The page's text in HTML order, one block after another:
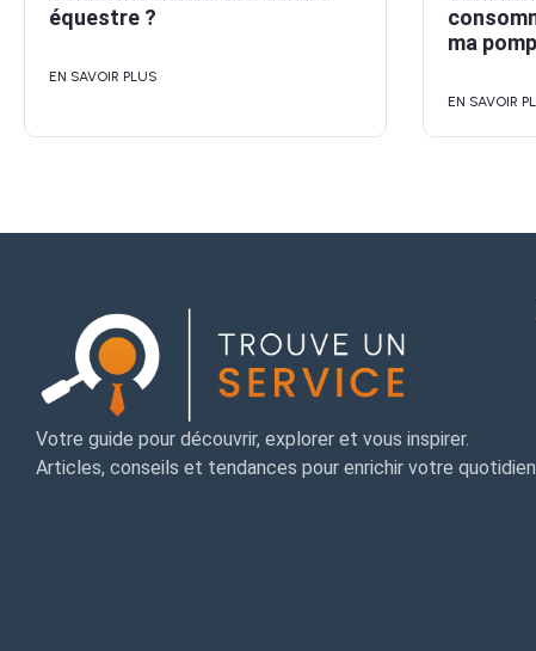
équestre ?
EN SAVOIR PLUS
ma
EN SAVOIR
Votre guide pour découvrir, explorer et vous inspirer.
Articles, conseils et tendances pour enrichir votre quotidien.